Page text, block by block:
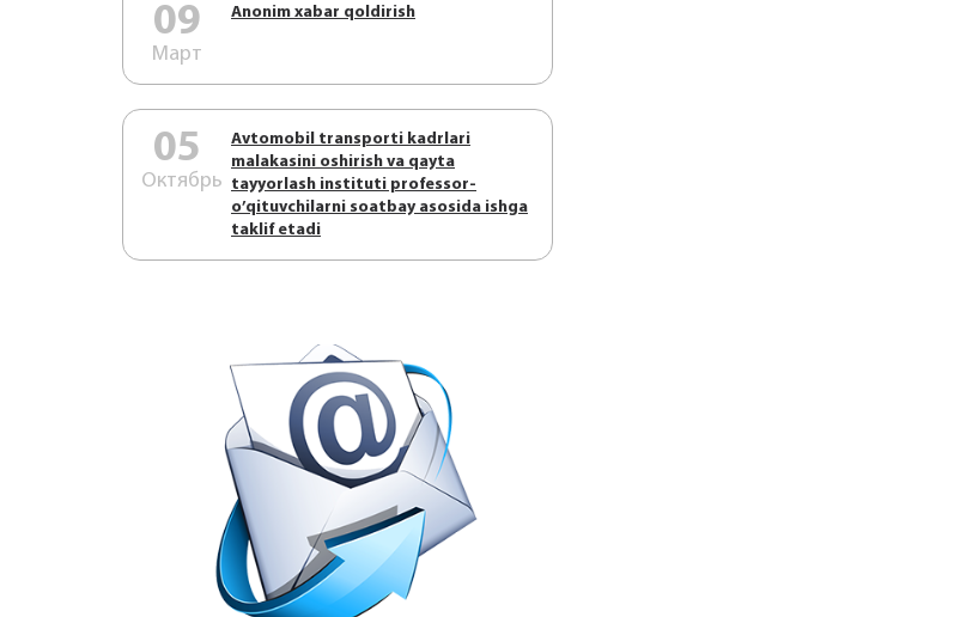
09
Март
Аnonim xabar qoldirish
05
Октябрь
Аvtоmоbil trаnspоrti kаdrlаri
mаlаkаsini оshirish vа qаytа
tаyyorlаsh instituti prоfеssоr-
o’qituvchilаrni sоаtbаy аsоsidа ishgа
tаklif etаdi